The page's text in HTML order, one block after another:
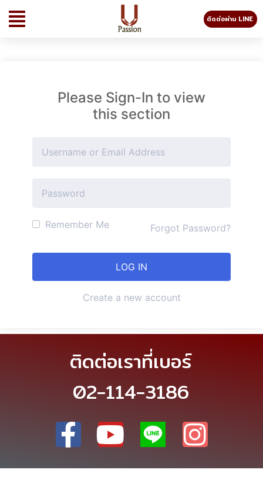
ติดต่อผ่าน LINE
Please Sign-In to view
this section
Remember Me Forgot Password?
Create a new account
ติดต่อเราที่เบอร์
02-114-3186